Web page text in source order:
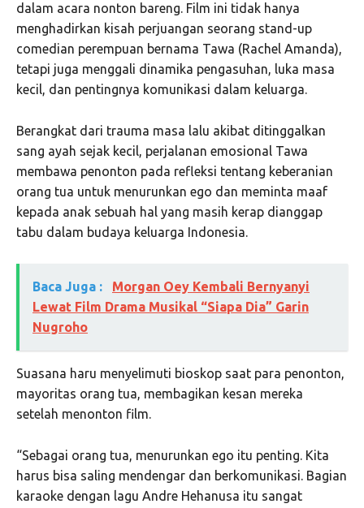
dalam acara nonton bareng. Film ini tidak hanya
menghadirkan kisah perjuangan seorang stand-up
comedian perempuan bernama Tawa (Rachel Amanda),
tetapi juga menggali dinamika pengasuhan, luka masa
kecil, dan pentingnya komunikasi dalam keluarga.
Berangkat dari trauma masa lalu akibat ditinggalkan
sang ayah sejak kecil, perjalanan emosional Tawa
membawa penonton pada refleksi tentang keberanian
orang tua untuk menurunkan ego dan meminta maaf
kepada anak sebuah hal yang masih kerap dianggap
tabu dalam budaya keluarga Indonesia.
Baca Juga :
Morgan Oey Kembali Bernyanyi
Lewat Film Drama Musikal “Siapa Dia” Garin
Nugroho
Suasana haru menyelimuti bioskop saat para penonton,
mayoritas orang tua, membagikan kesan mereka
setelah menonton film.
“Sebagai orang tua, menurunkan ego itu penting. Kita
harus bisa saling mendengar dan berkomunikasi. Bagian
karaoke dengan lagu Andre Hehanusa itu sangat